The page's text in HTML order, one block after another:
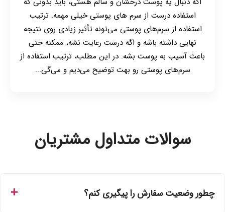
استفاده درست از سرم های پوستی خیلی مهمه. ترتیب
استفاده از سرم‌های پوستی می‌تونه تأثیر زیادی روی نتیجه
نهایی داشته باشه و اگه درست رعایت نشه، ممکنه حتی
باعث آسیب به پوست بشه. در این مطلب، ترتیب استفاده از
سرم‌های پوستی رو بهت توضیح می‌دیم و می‌گی...
سوالات متداول مشتریان
چطور وضعیت سفارش را پیگیری کنم؟